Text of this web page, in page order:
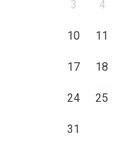
3 4
10 11
17 18
24 25
31